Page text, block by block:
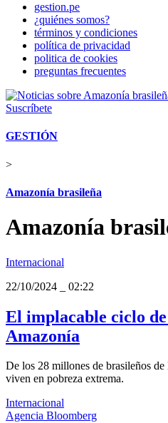
gestion.pe
¿quiénes somos?
términos y condiciones
política de privacidad
politica de cookies
preguntas frecuentes
Suscríbete
GESTIÓN
>
Amazonía brasileña
Amazonía
Internacional
22/10/2024
02:22
El implacable ciclo
Amazonía
De los 28 millones de brasileños
viven en pobreza extrema.
Internacional
Agencia Bloomberg